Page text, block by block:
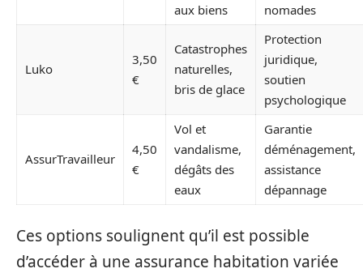
aux biens
nomades
Luko
3,50
€
Catastrophes
naturelles,
bris de glace
Protection
juridique,
soutien
psychologique
AssurTravailleur
4,50
€
Vol et
vandalisme,
dégâts des
eaux
Garantie
déménagement,
assistance
dépannage
Ces options soulignent qu’il est possible
d’accéder à une assurance habitation variée